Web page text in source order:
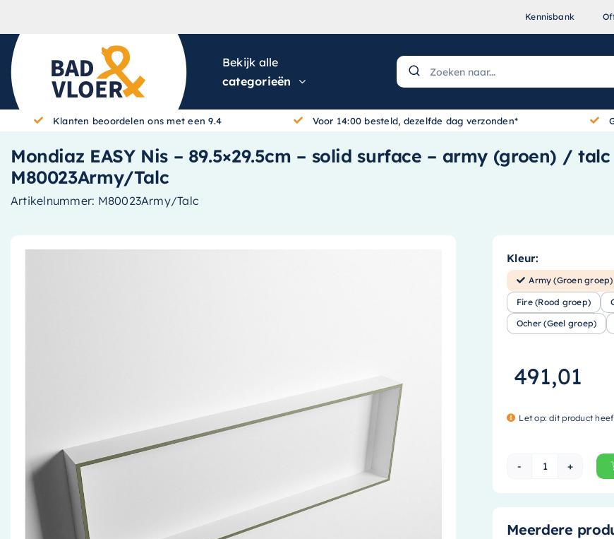
Kennisbank
Bekijk alle
categorieën
Klanten beoordelen ons met een 9.4 Voor 14:00 besteld, dezelfde dag verzonden*
Mondiaz EASY Nis – 89.5×29.5cm – solid surface – army (groen) /
M80023Army/Talc
Artikelnummer: M80023Army/Talc
Kleur:
Army (Groen groep)
Fire (Rood groep)
Ocher (Geel groep)
491,01
Let op: dit product
Mondiaz
Meerdere